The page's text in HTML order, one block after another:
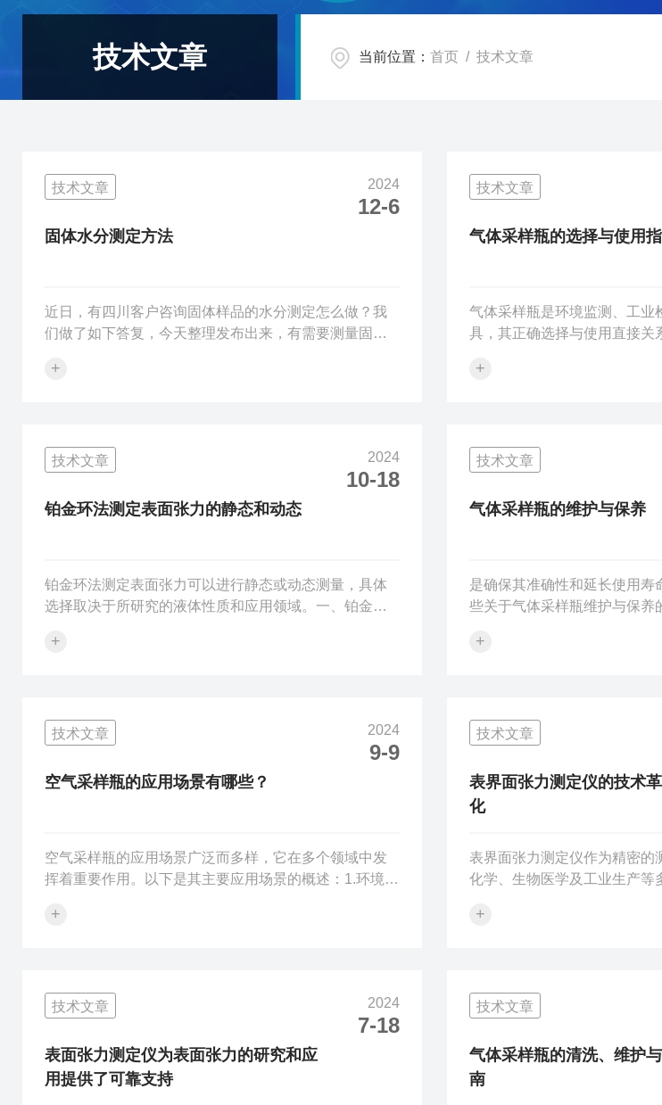
技术文章 当前位置： 首页 / 技术文章
技术文章 2024
12-6
固体水分测定方法
近日，有四川客户咨询固体样品的水分测定怎么做？我
们做了如下答复，今天整理发布出来，有需要测量固体
定，我认为用如下工艺比较妥当、省时、经济。公式：
一。我们设定：1.E的计算：甲醇：5ml密度：0.791质
4.955gE=3.955g/4....
+
技术文章
气体采样瓶的选择与使用
气体采样瓶是环境监测、工业
具，其正确选择与使用直接关
指南。在选择气体采样瓶时，
于恶劣环境。特氟龙涂层采
高采样准确性。其次，要根
量。一般来说，采样瓶的容量
+
技术文章 2024
10-18
铂金环法测定表面张力的静态和动态
铂金环法测定表面张力可以进行静态或动态测量，具体
选择取决于所研究的液体性质和应用领域。一、铂金环
测量方法，其原理是利用表面张力使液体表面形成曲率
金环法的操作相对简单，首先需要将铂金环放置在液体
表面，确保其在液体表面成一个合适的圆环形状，并记
录铂金环和液体表面之间的接触角。接着，逐渐提高液...
+
技术文章
气体采样瓶的维护与保养
是确保其准确性和延长使用寿
些关于气体采样瓶维护与保养
致难以清洗。清洗时，应根据
接触瓶壁和底部，对于难以
刷轻轻刷洗。清洗完毕后，
无残留物为止。其次，要定期
+
技术文章 2024
9-9
空气采样瓶的应用场景有哪些？
空气采样瓶的应用场景广泛而多样，它在多个领域中发
挥着重要作用。以下是其主要应用场景的概述：1.环境监
污染物水平的重要工具。通过采集空气中的样本，研究
用覆盖了工业区、城市街道、乡村等多种环境，确保了
监测数据的全面性和准确性。2.科学研究在科研领域，空
气采样瓶是实验室研究的一部分。科研人员利...
+
技术文章
表界面张力测定仪的技术
化
表界面张力测定仪作为精密的
化学、生物医学及工业生产等
定仪经历了显著的技术革新与
微小位移自动平衡测量系统
制，实现了对液体表面或界
测量。自动化与智能化：为了
便的...
+
技术文章 2024
7-18
表面张力测定仪为表面张力的研究和应
用提供了可靠支持
技术文章
气体采样瓶的清洗、维护
南